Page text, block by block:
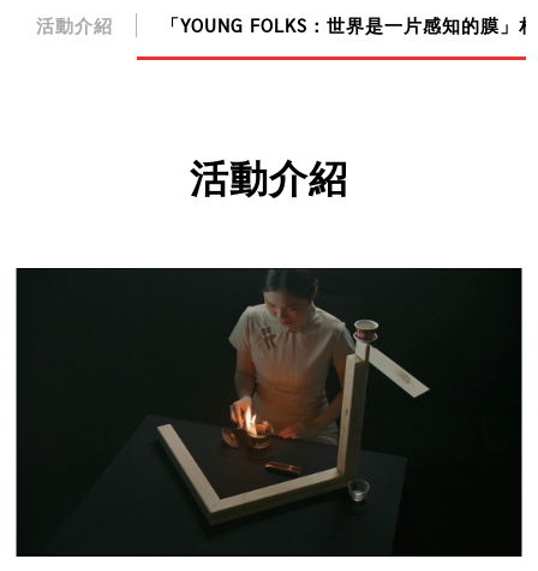
活動介紹 「YOUNG FOLKS：世界是一片感知的膜」
活動介紹